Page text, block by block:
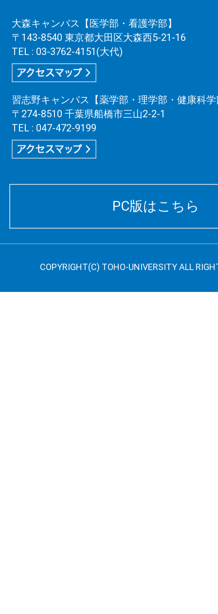
大森キャンパス【医学部・看護学部】
〒143-8540 東京都大田区大森西5-21-16
TEL : 03-3762-4151(大代)
習志野キャンパス【薬学部・理学部・健康科
〒274-8510 千葉県船橋市三山2-2-1
TEL : 047-472-9199
PC版はこちら
COPYRIGHT(C) TOHO-UNIVERSITY ALL